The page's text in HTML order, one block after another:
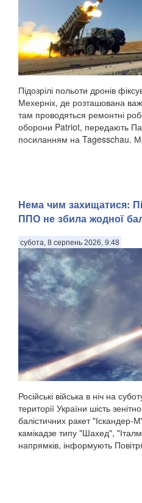
Підозрілі польоти дронів
Мехерніх, де розташована
там проводяться ремонтні
оборони Patriot, передають
посиланням на Tagesschau.
Нема чим захищатися:
ППО не збила жодної
субота, 8 серпень 2026, 9:48
Російські війська в ніч на
території України шість
балістичних ракет
камікадзе типу "Шахед",
напрямків, інформують